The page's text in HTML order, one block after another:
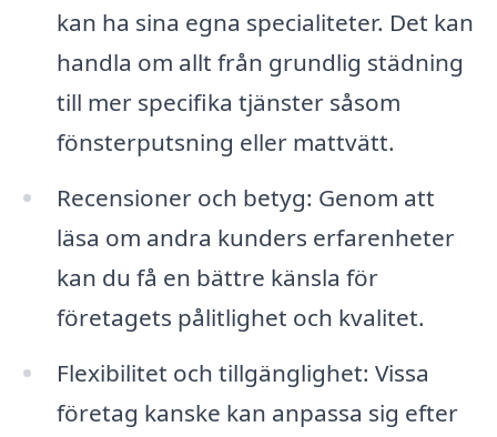
kan ha sina egna specialiteter. Det kan
handla om allt från grundlig städning
till mer specifika tjänster såsom
fönsterputsning eller mattvätt.
Recensioner och betyg: Genom att
läsa om andra kunders erfarenheter
kan du få en bättre känsla för
företagets pålitlighet och kvalitet.
Flexibilitet och tillgänglighet: Vissa
företag kanske kan anpassa sig efter